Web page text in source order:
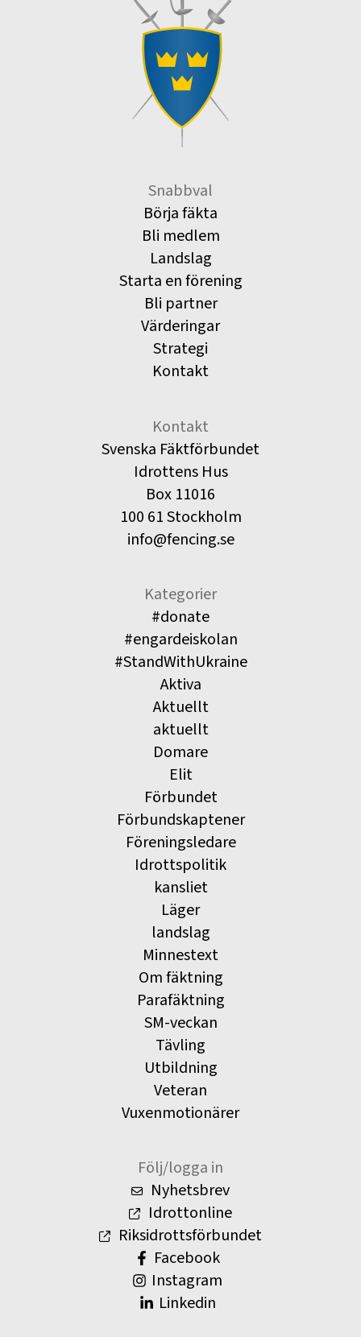
Snabbval
Börja fäkta
Bli medlem
Landslag
Starta en förening
Bli partner
Värderingar
Strategi
Kontakt
Kontakt
Svenska Fäktförbundet
Idrottens Hus
Box 11016
100 61 Stockholm
info@fencing.se
Kategorier
#donate
#engardeiskolan
#StandWithUkraine
Aktiva
Aktuellt
aktuellt
Domare
Elit
Förbundet
Förbundskaptener
Föreningsledare
Idrottspolitik
kansliet
Läger
landslag
Minnestext
Om fäktning
Parafäktning
SM-veckan
Tävling
Utbildning
Veteran
Vuxenmotionärer
Följ/logga in
Nyhetsbrev
Idrottonline
Riksidrottsförbundet
Facebook
Instagram
Linkedin